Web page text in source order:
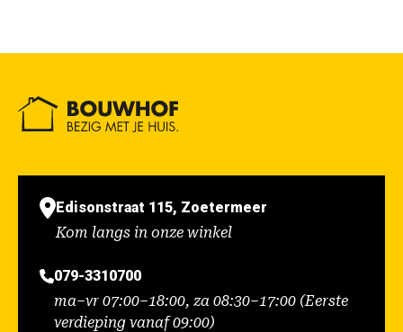
Edisonstraat 115, Zoetermeer
Kom langs in onze winkel
079-3310700
ma–vr 07:00–18:00, za 08:30–17:00 (Eerste
verdieping vanaf 09:00)